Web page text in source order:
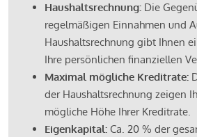
Haushaltsrechnung: Die
regelmäßigen Einnahmen und
Haushaltsrechnung gibt Ihnen
Ihre persönlichen finanziellen
Maximal mögliche Kreditrate:
der Haushaltsrechnung zeigen
mögliche Höhe Ihrer Kreditrate.
Eigenkapital: Ca. 20 % der